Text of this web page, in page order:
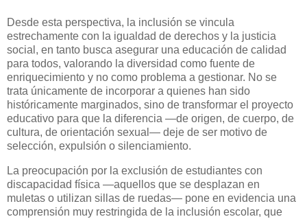
Desde esta perspectiva, la inclusión se vincula
estrechamente con la igualdad de derechos y la justicia
social, en tanto busca asegurar una educación de calidad
para todos, valorando la diversidad como fuente de
enriquecimiento y no como problema a gestionar. No se
trata únicamente de incorporar a quienes han sido
históricamente marginados, sino de transformar el proyecto
educativo para que la diferencia —de origen, de cuerpo, de
cultura, de orientación sexual— deje de ser motivo de
selección, expulsión o silenciamiento.
La preocupación por la exclusión de estudiantes con
discapacidad física —aquellos que se desplazan en
muletas o utilizan sillas de ruedas— pone en evidencia una
comprensión muy restringida de la inclusión escolar, que